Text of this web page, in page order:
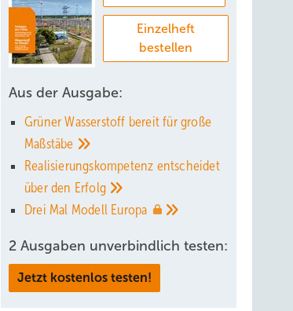
Einzelheft
bestellen
Aus der Ausgabe:
Grüner Wasserstoff bereit für große
Maßstäbe
Realisierungskompetenz entscheidet
über den Erfolg
Drei Mal Modell Europa
2 Ausgaben unverbindlich testen:
Jetzt kostenlos testen!